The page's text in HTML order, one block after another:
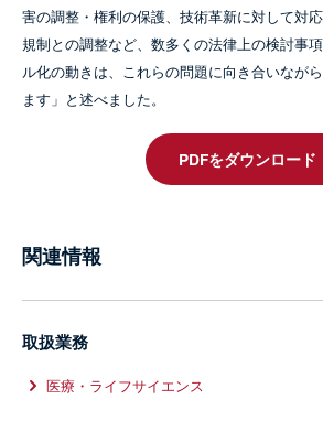
害の調整・権利の保護、技術革新に対して対
規制との調整など、数多くの法律上の検討事
ル化の動きは、これらの問題に向き合いなが
ます」と述べました。
PDFをダウンロード
関連情報
取扱業務
医療・ライフサイエンス